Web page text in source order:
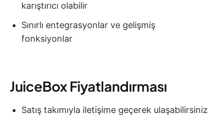
karıştırıcı olabilir
Sınırlı entegrasyonlar ve gelişmiş
fonksiyonlar
JuiceBox Fiyatlandırması
Satış takımıyla iletişime geçerek ulaşabilirsiniz